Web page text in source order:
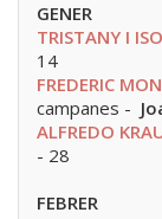
GENER
TRISTANY I
14
FREDERIC
campanes -
ALFREDO
- 28
FEBRER